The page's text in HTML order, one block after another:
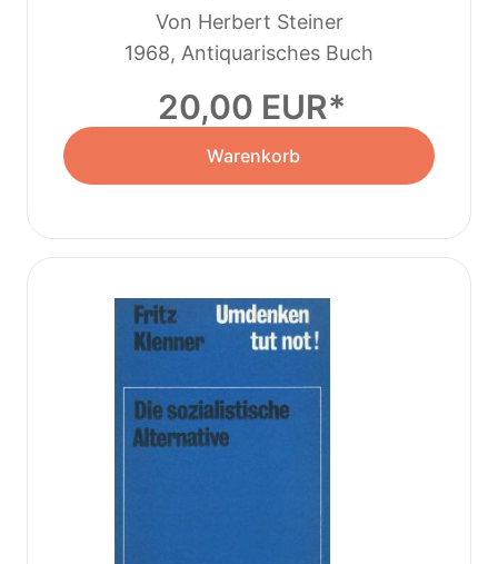
Von Herbert Steiner
1968, Antiquarisches Buch
20,00 EUR
Warenkorb